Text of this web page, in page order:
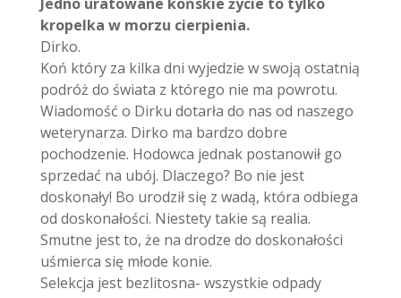
kropelka w morzu cierpienia.
Dirko.
Koń który za kilka dni wyjedzie w swoją ostatnią
podróż do świata z którego nie ma powrotu.
Wiadomość o Dirku dotarła do nas od naszego
weterynarza. Dirko ma bardzo dobre
pochodzenie. Hodowca jednak postanowił go
sprzedać na ubój. Dlaczego? Bo nie jest
doskonały! Bo urodził się z wadą, która odbiega
od doskonałości. Niestety takie są realia.
Smutne jest to, że na drodze do doskonałości
uśmierca się młode konie.
Selekcja jest bezlitosna- wszystkie odpady